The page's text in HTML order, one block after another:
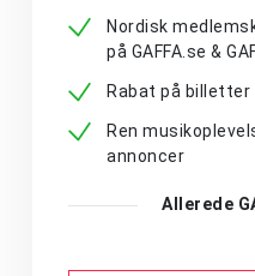
Nordisk
på GAFFA.se &
Rabat på
Ren
annoncer
Allerede